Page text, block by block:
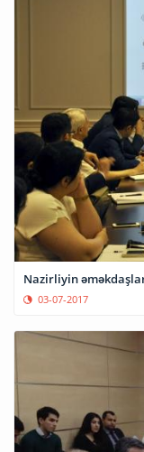
Nazirliyin
03-07-2017